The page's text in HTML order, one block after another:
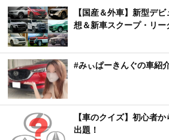
【国産＆外車】新型デ
想＆新車スクープ・リー
#みぃぱーきんぐの車紹
【車のクイズ】初心者
出題！